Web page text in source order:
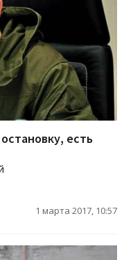
есть
1 марта 2017, 10:57